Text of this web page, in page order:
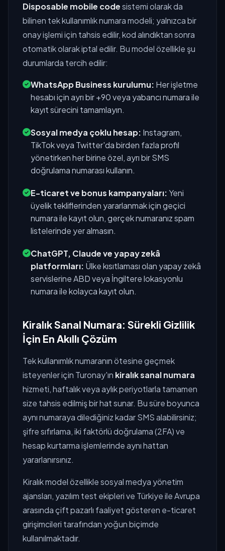
Disposable mobile codesistemi olarak da
bilinen tek kullanımlık numara modeli; yalnızca bir
onay işlemi için tahsis edilir, kod alındıktan sonra
otomatik olarak iptal edilir. Bu model özellikle şu
durumlarda tercih edilir:
WhatsApp Business kurulumu: Her işletme
hesabı için ayrı bir +90 veya yabancı numara ile
kayıt sürecini tamamlayın.
Sosyal medya çoklu hesap: Instagram,
TikTok veya Twitter'da birden fazla profil
yönetirken her birine özel, ayrı bir SMS
doğrulama numarası kullanın.
E-ticaret ve bonus kampanyaları:Yeni
üyelik tekliflerinden yararlanmak için geçici
numara ile kayıt olun, gerçek numaranız spam
listelerinde yer almasın.
ChatGPT, Claude ve yapay zekâ
platformları: Ülke kısıtlaması olan yapay zekâ
servislerine ABD veya İngiltere lokasyonlu
numara ile kolayca kayıt olun.
Kiralık Sanal Numara: Sürekli Gizlilik
İçin En Akıllı Çözüm
Tek kullanımlık numaranın ötesine geçmek
isteyenler için Turonay'ın kiralık sanal numara
hizmeti, haftalık veya aylık periyotlarla tamamen
size tahsis edilmiş bir hat sunar. Bu süre boyunca
aynı numaraya dilediğiniz kadar SMS alabilirsiniz;
şifre sıfırlama, iki faktörlü doğrulama (2FA) ve
hesap kurtarma işlemlerinde aynı hattan
yararlanırsınız.
Kiralık model özellikle sosyal medya yönetim
ajansları, yazılım test ekipleri ve Türkiye ile Avrupa
arasında çift pazarlı faaliyet gösteren e-ticaret
girişimcileri tarafından yoğun biçimde
kullanılmaktadır.